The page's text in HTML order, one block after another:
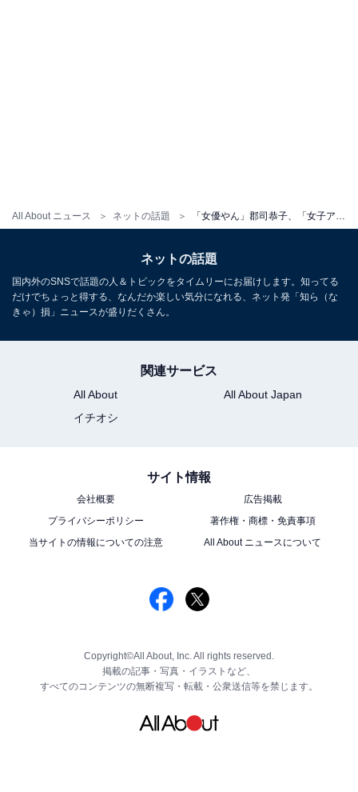
All About ニュース ネットの話題
ネットの話題
国内外のSNSで話題の人＆トピックをタイムリーにお届けします。知ってる
だけでちょっと得する、なんだか楽しい気分になれる、ネット発「知ら（な
きゃ）損」ニュースが盛りだくさん。
関連サービス
All About
All About Japan
イチオシ
サイト情報
会社概要
広告掲載
プライバシーポリシー
著作権・商標・免責事項
当サイトの情報についての注意
All About ニュースについて
Copyright©All About, Inc. All rights reserved.
掲載の記事・写真・イラストなど、
すべてのコンテンツの無断複写・転載・公衆送信等を禁じます。